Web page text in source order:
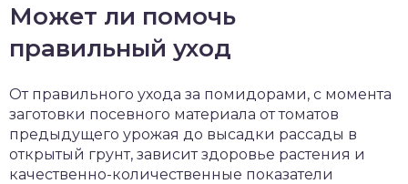
Может ли помочь
правильный уход
От правильного ухода за помидорами, с момента
заготовки посевного материала от томатов
предыдущего урожая до высадки рассады в
открытый грунт, зависит здоровье растения и
качественно-количественные показатели